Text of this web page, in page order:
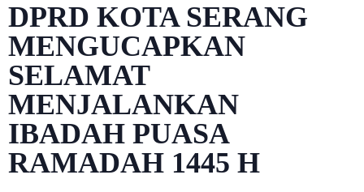
DPRD KOTA SERANG
MENGUCAPKAN
SELAMAT
MENJALANKAN
IBADAH PUASA
RAMADAH 1445 H